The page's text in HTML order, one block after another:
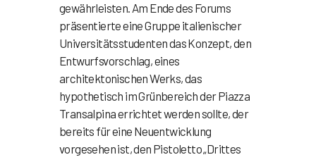
gewährleisten. Am Ende des Forums
präsentierte eine Gruppe italienischer
Universitätsstudenten das Konzept, den
Entwurfsvorschlag, eines
architektonischen Werks, das
hypothetisch im Grünbereich der Piazza
Transalpina errichtet werden sollte, der
bereits für eine Neuentwicklung
vorgesehen ist, den Pistoletto „Drittes